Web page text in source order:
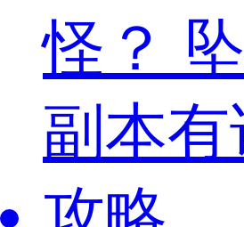
怪？
副本